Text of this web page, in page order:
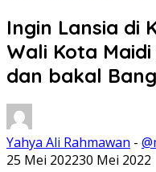
Ingin Lansia di
Wali Kota
dan bakal
Yahya Ali Rahmawan -
25 Mei 202230 Mei 2022